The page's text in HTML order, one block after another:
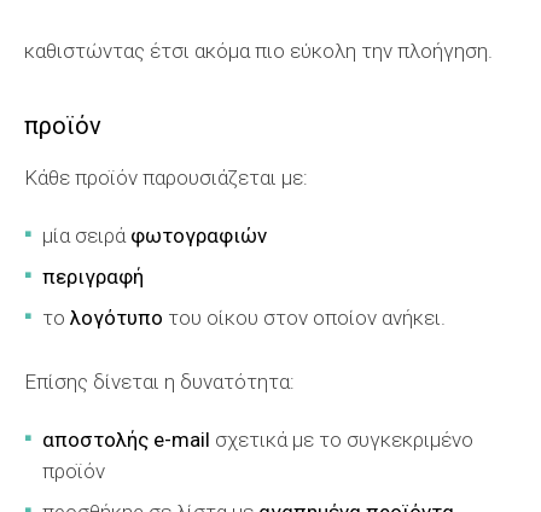
καθιστώντας έτσι ακόμα πιο εύκολη την πλοήγηση.
προϊόν
Κάθε προϊόν παρουσιάζεται με:
μία σειρά φωτογραφιών
περιγραφή
το λογότυπο του οίκου στον οποίον ανήκει.
Επίσης δίνεται η δυνατότητα:
αποστολής e-mail σχετικά με το συγκεκριμένο
προϊόν